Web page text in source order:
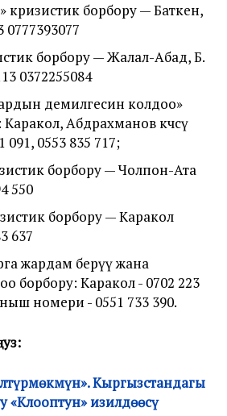
борбору — Баткен,
0777393077
борбору — Жалал-Абад, Б.
0372255084
демилгесин колдоо»
Абдрахманов көчөсү
091, 0553 835 717;
борбору — Чолпон-Ата
550
борбору — Каракол
637
жардам берүү жана
борбору: Каракол - 0702 223
номери - 0551 733 390.
Кыргызстандагы
«Клооптун» изилдөөсү